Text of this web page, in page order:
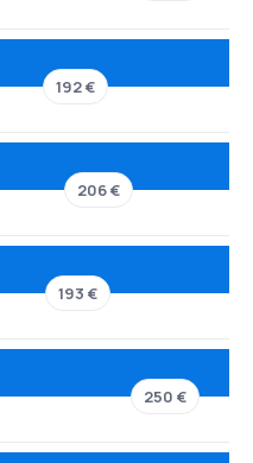
192 €
206 €
193 €
250 €